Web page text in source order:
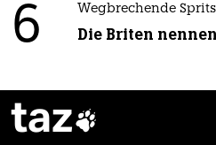
6 Wegbrechende
Die Briten
taz